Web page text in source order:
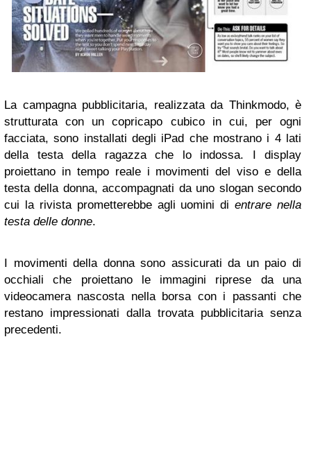
La campagna pubblicitaria, realizzata da Thinkmodo, è
strutturata con un copricapo cubico in cui, per ogni
facciata, sono installati degli iPad che mostrano i 4 lati
della testa della ragazza che lo indossa. I display
proiettano in tempo reale i movimenti del viso e della
testa della donna, accompagnati da uno slogan secondo
cui la rivista prometterebbe agli uomini dientrare nella
testa delle donne.
I movimenti della donna sono assicurati da un paio di
occhiali che proiettano le immagini riprese da una
videocamera nascosta nella borsa con i passanti che
restano impressionati dalla trovata pubblicitaria senza
precedenti.